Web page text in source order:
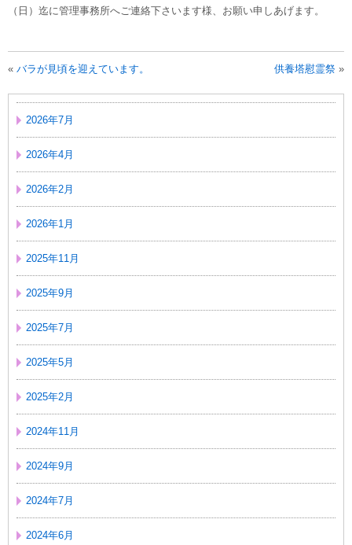
（日）迄に管理事務所へご連絡下さいます様、お願い申しあげます。
« バラが見頃を迎えています。 供養塔慰霊祭 »
2026年7月
2026年4月
2026年2月
2026年1月
2025年11月
2025年9月
2025年7月
2025年5月
2025年2月
2024年11月
2024年9月
2024年7月
2024年6月